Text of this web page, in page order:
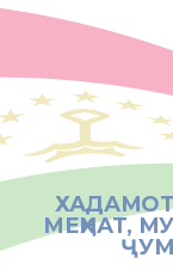
МЕҲНАТ,